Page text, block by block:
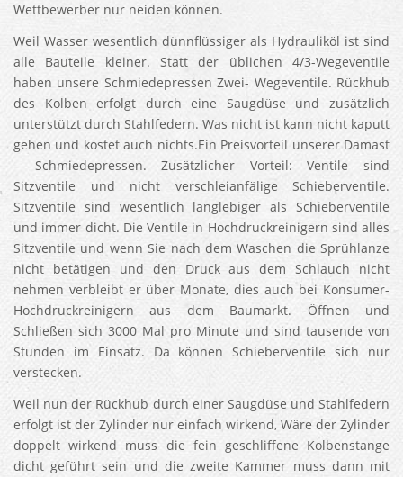
Wettbewerber nur neiden können.
Weil Wasser wesentlich dünnflüssiger als Hydrauliköl ist sind
alle Bauteile kleiner. Statt der üblichen 4/3-Wegeventile
haben unsere Schmiedepressen Zwei- Wegeventile. Rückhub
des Kolben erfolgt durch eine Saugdüse und zusätzlich
unterstützt durch Stahlfedern. Was nicht ist kann nicht kaputt
gehen und kostet auch nichts.Ein Preisvorteil unserer Damast
– Schmiedepressen. Zusätzlicher Vorteil: Ventile sind
Sitzventile und nicht verschleianfälige Schieberventile.
Sitzventile sind wesentlich langlebiger als Schieberventile
und immer dicht. Die Ventile in Hochdruckreinigern sind alles
Sitzventile und wenn Sie nach dem Waschen die Sprühlanze
nicht betätigen und den Druck aus dem Schlauch nicht
nehmen verbleibt er über Monate, dies auch bei Konsumer-
Hochdruckreinigern aus dem Baumarkt. Öffnen und
Schließen sich 3000 Mal pro Minute und sind tausende von
Stunden im Einsatz. Da können Schieberventile sich nur
verstecken.
Weil nun der Rückhub durch einer Saugdüse und Stahlfedern
erfolgt ist der Zylinder nur einfach wirkend, Wäre der Zylinder
doppelt wirkend muss die fein geschliffene Kolbenstange
dicht geführt sein und die zweite Kammer muss dann mit